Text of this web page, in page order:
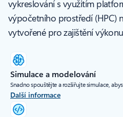
vykreslování s využitím
výpočetního prostředí (HPC)
vytvořené pro zajištění
Simulace a modelování
Snadno spouštějte a rozšiřujte simulace,
Další informace